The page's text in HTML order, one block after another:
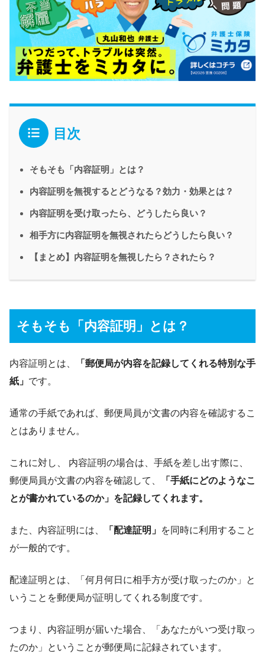
目次
そもそも「内容証明」とは？
内容証明を無視するとどうなる？効力・効果とは？
内容証明を受け取ったら、どうしたら良い？
相手方に内容証明を無視されたらどうしたら良い？
【まとめ】内容証明を無視したら？されたら？
そもそも「内容証明」とは？
内容証明とは、
「郵便局が内容を記録してくれる特別な手
紙」 です。
通常の手紙であれば、郵便局員が文書の内容を確認するこ
とはありません。
これに対し、 内容証明の場合は、手紙を差し出す際に、
郵便局員が文書の内容を確認して、
「手紙にどのようなこ
とが書かれているのか」を記録してくれます。
また、内容証明には、 「配達証明」 を同時に利用すること
が一般的です。
配達証明とは、「何月何日に相手方が受け取ったのか」と
いうことを郵便局が証明してくれる制度です。
つまり、内容証明が届いた場合、「あなたがいつ受け取っ
たのか」ということが郵便局に記録されています。